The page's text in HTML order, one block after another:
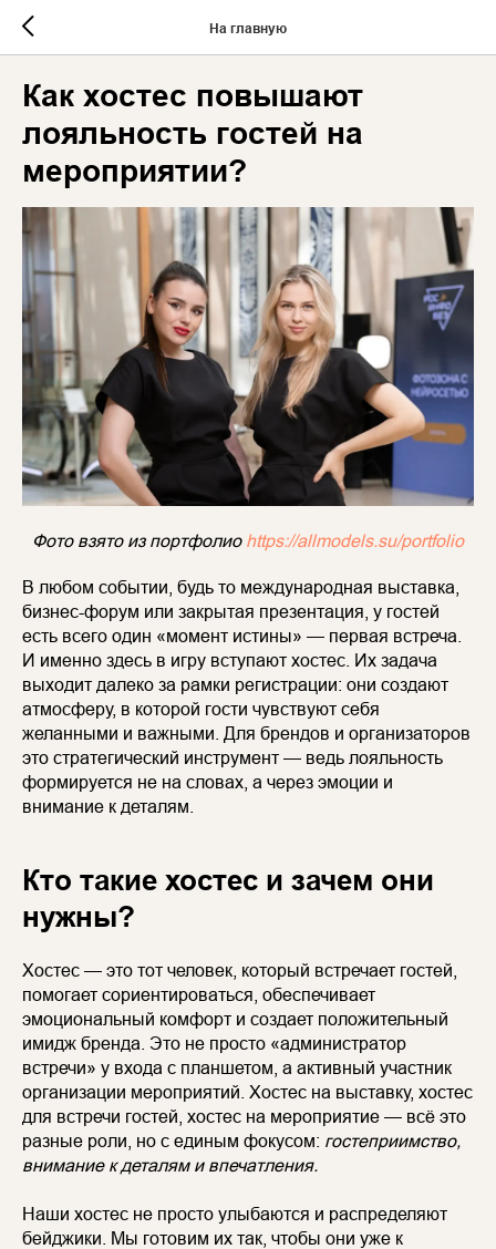
На главную
Как хостес повышают
лояльность гостей на
мероприятии?
Фото взято из портфолио https://allmodels.su/portfolio
В любом событии, будь то международная выставка,
бизнес-форум или закрытая презентация, у гостей
есть всего один «момент истины» — первая встреча.
И именно здесь в игру вступают хостес. Их задача
выходит далеко за рамки регистрации: они создают
атмосферу, в которой гости чувствуют себя
желанными и важными. Для брендов и организаторов
это стратегический инструмент — ведь лояльность
формируется не на словах, а через эмоции и
внимание к деталям.
Кто такие хостес и зачем они
нужны?
Хостес — это тот человек, который встречает гостей,
помогает сориентироваться, обеспечивает
эмоциональный комфорт и создает положительный
имидж бренда. Это не просто «администратор
встречи» у входа с планшетом, а активный участник
организации мероприятий. Хостес на выставку, хостес
для встречи гостей, хостес на мероприятие — всё это
разные роли, но с единым фокусом: гостеприимство,
внимание к деталям и впечатления.
Наши хостес не просто улыбаются и распределяют
бейджики. Мы готовим их так, чтобы они уже к